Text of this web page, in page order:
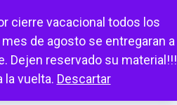
cierre vacacional todos los
de agosto se entregaran a
Dejen reservado su material!!!
la vuelta. Descartar
Favoritos Escuchar